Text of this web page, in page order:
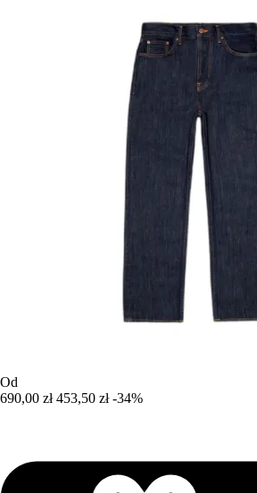
Od
690,00 zł 453,50 zł -34%